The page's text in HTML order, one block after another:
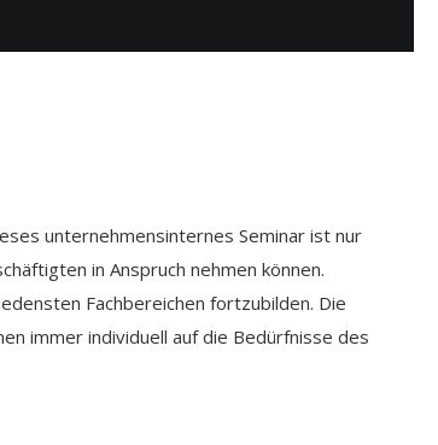
unternehmensinternes Seminar ist nur
in Anspruch nehmen können.
Fachbereichen fortzubilden. Die
immer individuell auf die Bedürfnisse des